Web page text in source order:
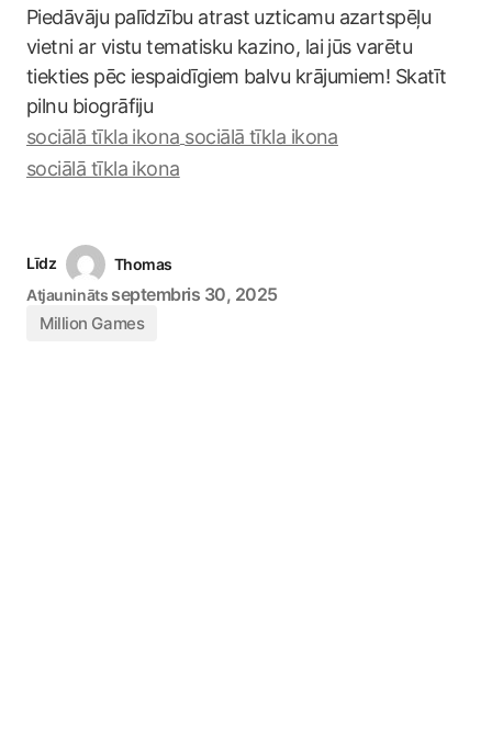
Piedāvāju palīdzību atrast uzticamu azartspēļu
vietni ar vistu tematisku kazino, lai jūs varētu
tiekties pēc iespaidīgiem balvu krājumiem! Skatīt
pilnu biogrāfiju
Līdz
Thomas
Atjaunināts septembris 30, 2025
Million Games